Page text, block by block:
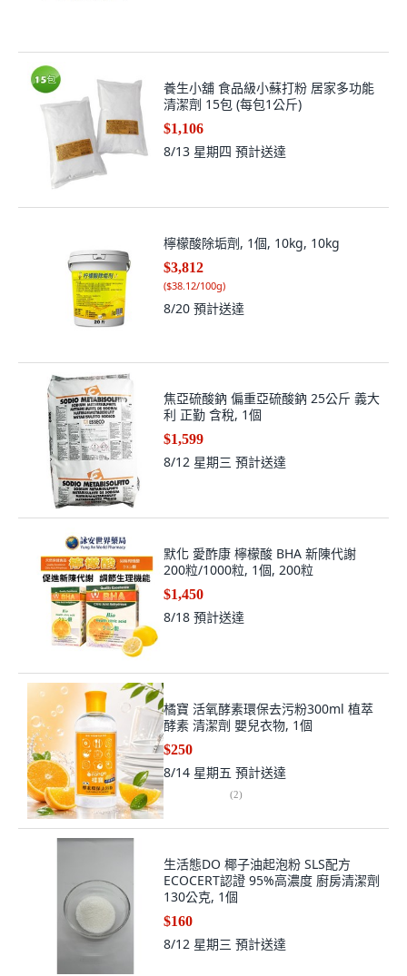
養生小舖 食品級小蘇打粉 居家多功能
清潔劑 15包 (每包1公斤)
$1,106
8/13 星期四 預計送達
檸檬酸除垢劑, 1個, 10kg, 10kg
$3,812
($38.12/100g)
8/20 預計送達
焦亞硫酸鈉 偏重亞硫酸鈉 25公斤 義大
利 正勤 含稅, 1個
$1,599
8/12 星期三 預計送達
默化 愛酢康 檸檬酸 BHA 新陳代謝
200粒/1000粒, 1個, 200粒
$1,450
8/18 預計送達
橘寶 活氧酵素環保去污粉300ml 植萃
酵素 清潔劑 嬰兒衣物, 1個
$250
8/14 星期五 預計送達
(2)
生活態DO 椰子油起泡粉 SLS配方
ECOCERT認證 95%高濃度 廚房清潔劑
130公克, 1個
$160
8/12 星期三 預計送達